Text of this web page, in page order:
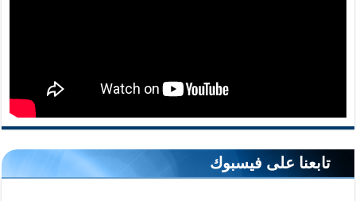
تابعنا على فيسبوك